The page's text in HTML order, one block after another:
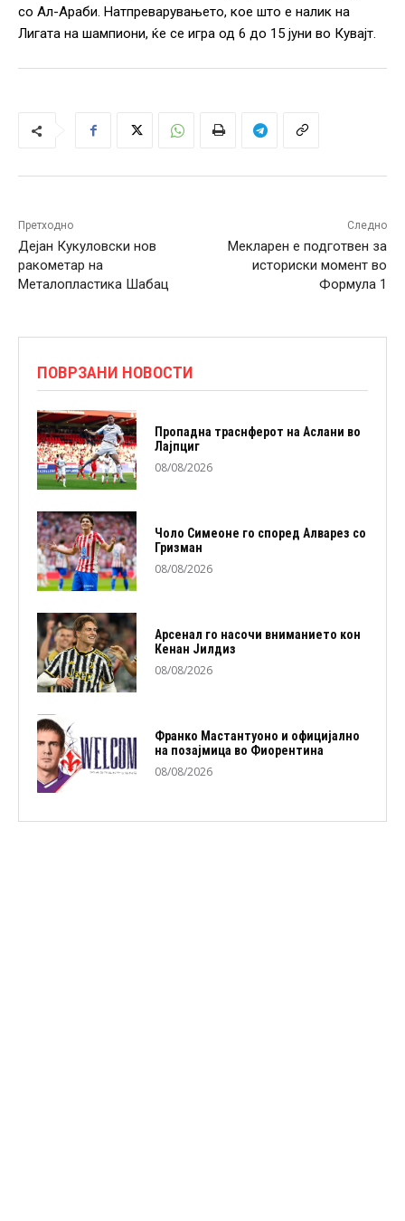
со Ал-Араби. Натпреварувањетo, кое што е налик на
Лигата на шампиони, ќе се игра од 6 до 15 јуни во Кувајт.
Претходно
Дејан Кукуловски нов
ракометар на
Металопластика Шабац
Следно
Мекларен е подготвен за
историски момент во
Формула 1
ПОВРЗАНИ НОВОСТИ
Пропадна траснферот на Аслани во
Лајпциг
08/08/2026
Чоло Симеоне го според Алварез со
Гризман
08/08/2026
Арсенал го насочи вниманието кон
Кенан Јилдиз
08/08/2026
Франко Мастантуоно и официјално
на позајмица во Фиорентина
08/08/2026